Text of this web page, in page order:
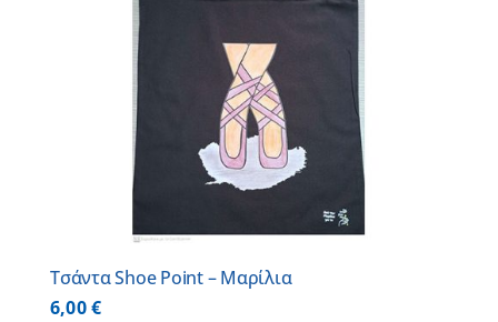
Τσάντα Shoe Point – Μαρίλια
6,00€